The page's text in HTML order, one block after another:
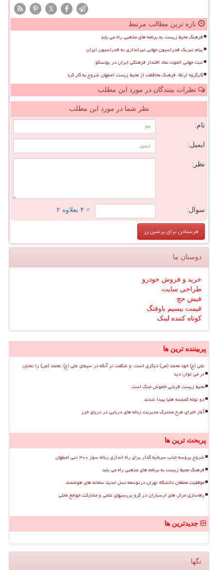
X
تازه ترین مطالب مرتبط
فرهنگ محیط زیست به برنامه های مذهبی راه می یابد
پیام تبریک فدراسیون جهانی تیراندازی به فدراسیون ایران
ثبت جهانی الموت نماد اقتدار فرهنگی ایران در یونسکو
کارگروه ارتقاء فرهنگ محافظت از محیط زیست اصفهان شروع به کار کرد
نظرات بینندگان در مورد این مطلب
نظر شما در مورد این مطلب
نام:
ایمیل:
نظر:
سوال: = ۴ بعلاوه ۲
دوستان ما
خرید و فروش خودرو
طراحی سایت
فیش حج
قیمت بیسیم باوفنگ
کوتاه کننده لینک
پربیننده ترین ها
علی (ع) خود محمد (ص) دیگری است، و شگفت تر آنکه در سیمای علی (ع)، محمد (ص) را نمایان
تر می توان دید
محیط زیست قربانی خاموش جنگ است
دو توله گمشده هلیا پیدا شدند
آغاز اجرای طرح مشترک مدیریت زباله های دریایی در دریای خزر
پربحث ترین ها
شروع پروسه جذب سرمایه گذار برای راه اندازی زباله سوز ۳۰۰ تنی اصفهان
فرهنگ محیط زیست به برنامه های مذهبی راه می یابد
موفقیت محققان دانشگاه تهران درتوسعه نسل جدید سامانه های هوشمند
رهاسازی مرال های ارسباران در گرو بررسیهای علمی و مشارکت جوامع محلی
جدیدترین ها
تگها